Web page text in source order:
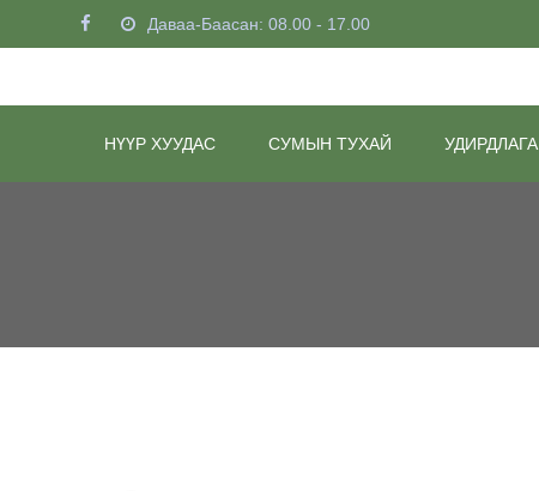
to
Даваа-Баасан: 08.00 - 17.00
НҮҮР ХУУДАС СУМЫН ТУХАЙ УДИРДЛАГА